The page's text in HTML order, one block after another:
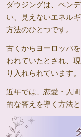
ダウジングは、ペン
い、見えないエネル
方法のひとつです。
古くからヨーロッパ
われていたとされ、
り入れられています。
近年では、恋愛・人
的な答えを導く方法